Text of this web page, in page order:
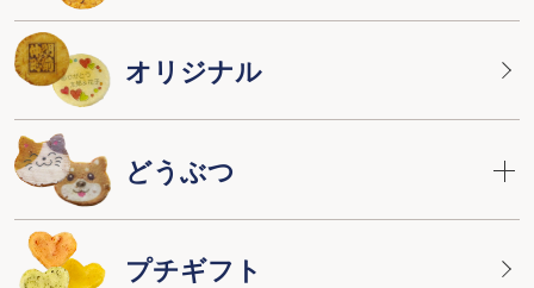
オリジナル
どうぶつ
プチギフト